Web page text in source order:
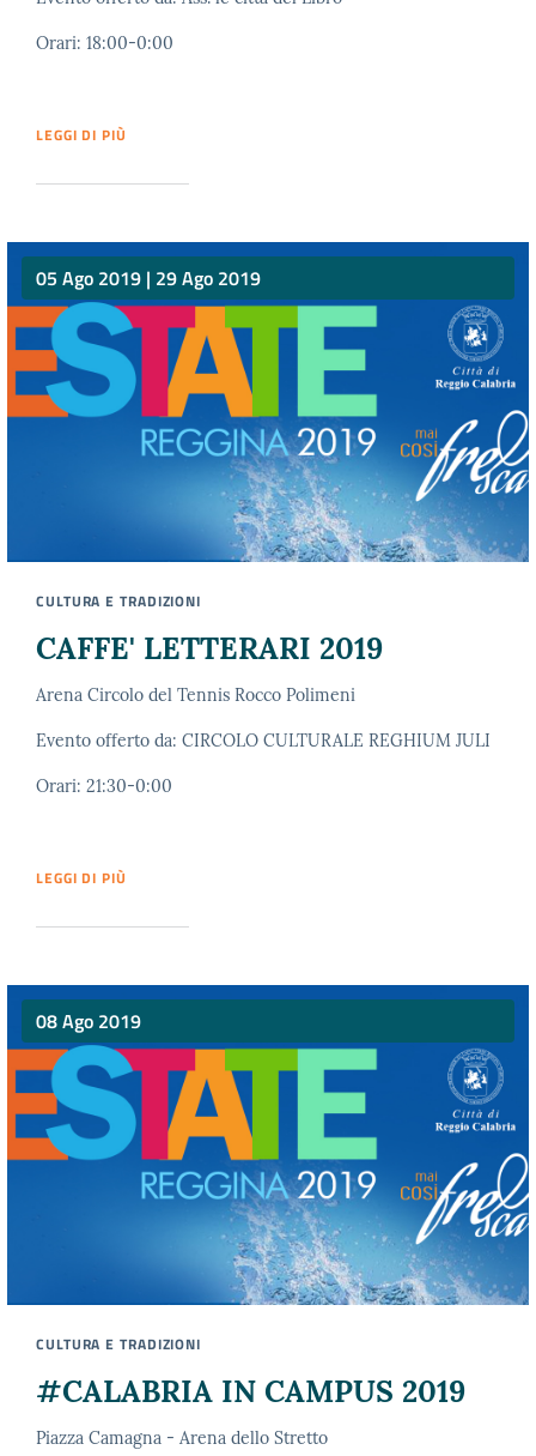
Orari: 18:00-0:00
LEGGI DI PIÙ
05 Ago 2019 | 29 Ago 2019
CULTURA E TRADIZIONI
CAFFE' LETTERARI 2019
Arena Circolo del Tennis Rocco Polimeni
Evento offerto da: CIRCOLO CULTURALE REGHIUM JULI
Orari: 21:30-0:00
LEGGI DI PIÙ
08 Ago 2019
CULTURA E TRADIZIONI
#CALABRIA IN CAMPUS 2019
Piazza Camagna - Arena dello Stretto